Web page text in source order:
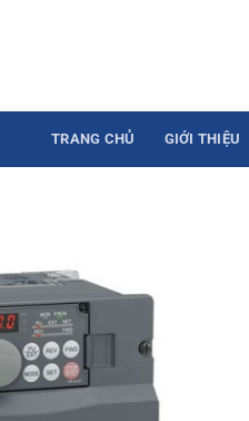
TRANG CHỦ GIỚI THIỆU